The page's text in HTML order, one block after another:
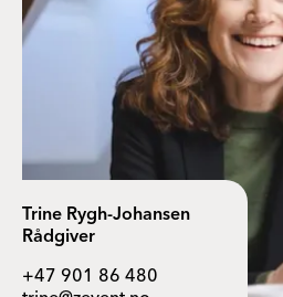
Trine Rygh-Johansen
Rådgiver
+47 901 86 480